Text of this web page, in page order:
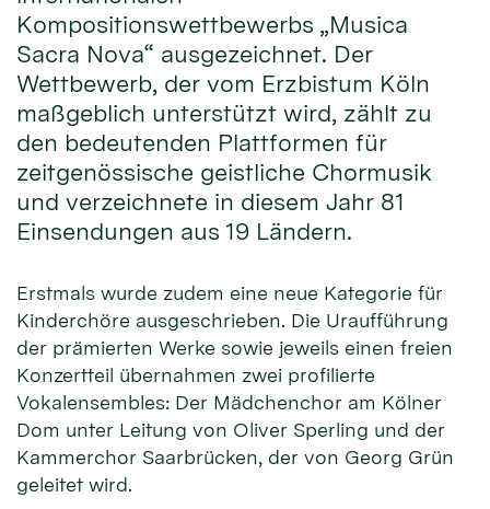
Kompositionswettbewerbs „Musica
Sacra Nova“ ausgezeichnet. Der
Wettbewerb, der vom Erzbistum Köln
maßgeblich unterstützt wird, zählt zu
den bedeutenden Plattformen für
zeitgenössische geistliche Chormusik
und verzeichnete in diesem Jahr 81
Einsendungen aus 19 Ländern.
Erstmals wurde zudem eine neue Kategorie für
Kinderchöre ausgeschrieben. Die Uraufführung
der prämierten Werke sowie jeweils einen freien
Konzertteil übernahmen zwei profilierte
Vokalensembles: Der Mädchenchor am Kölner
Dom unter Leitung von Oliver Sperling und der
Kammerchor Saarbrücken, der von Georg Grün
geleitet wird.